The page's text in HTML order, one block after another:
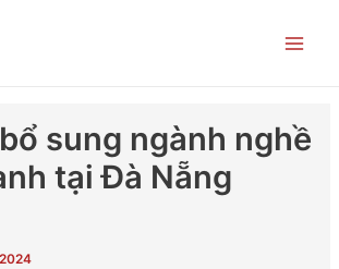
sung ngành nghề
tại Đà Nẵng